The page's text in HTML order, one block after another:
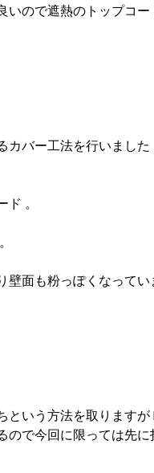
ので遮熱のトップコー
バー工法を行いました
。
面も粉っぽくなってい
という方法を取ります
で今回に限っては先に